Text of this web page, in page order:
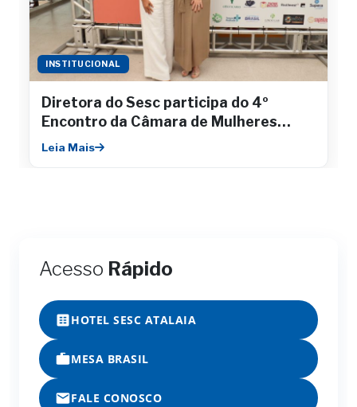
INSTITUCIONAL
Diretora do Sesc participa do 4º
Encontro da Câmara de Mulheres
Empresárias da Fecomércio
Leia Mais
Acesso Rápido
HOTEL SESC ATALAIA
MESA BRASIL
FALE CONOSCO